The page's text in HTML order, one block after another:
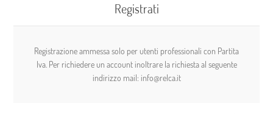
Registrati
Registrazione ammessa solo per utenti professionali con Partita
Iva. Per richiedere un account inoltrare la richiesta al seguente
indirizzo mail: info@relca.it